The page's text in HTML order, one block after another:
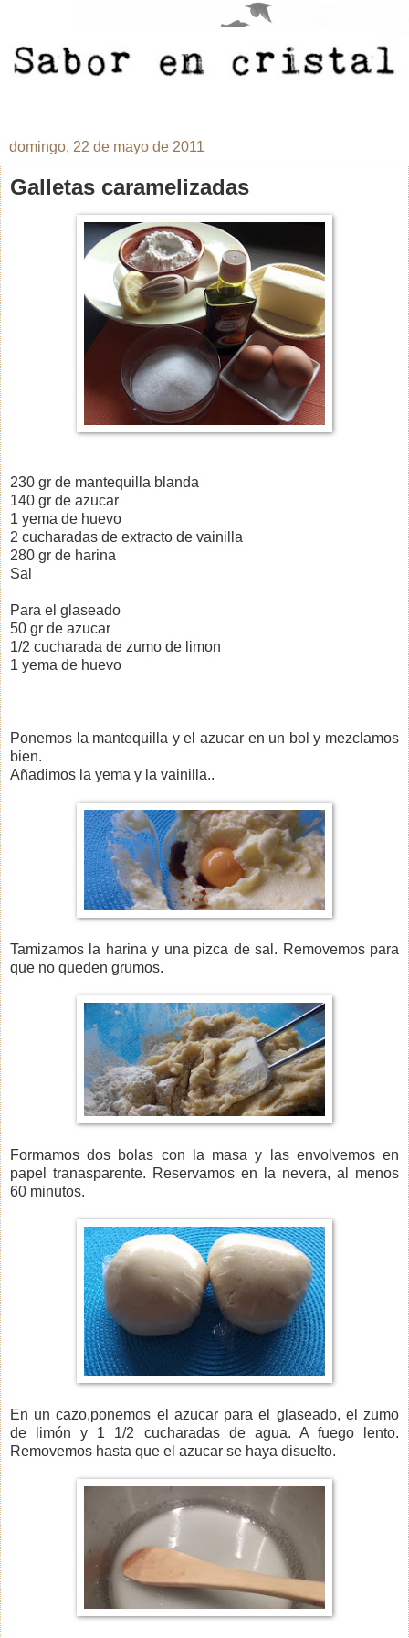
domingo, 22 de mayo de 2011
Galletas caramelizadas
230 gr de mantequilla blanda
140 gr de azucar
1 yema de huevo
2 cucharadas de extracto de vainilla
280 gr de harina
Sal
Para el glaseado
50 gr de azucar
1/2 cucharada de zumo de limon
1 yema de huevo
Ponemos la mantequilla y el azucar en un bol y mezclamos
bien.
Añadimos la yema y la vainilla..
Tamizamos la harina y una pizca de sal. Removemos para
que no queden grumos.
Formamos dos bolas con la masa y las envolvemos en
papel tranasparente. Reservamos en la nevera, al menos
60 minutos.
En un cazo,ponemos el azucar para el glaseado, el zumo
de limón y 1 1/2 cucharadas de agua. A fuego lento.
Removemos hasta que el azucar se haya disuelto.